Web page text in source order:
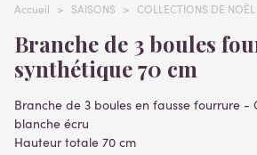
Accueil > SAISONS > COLLECTIONS DE NOËL
Branche de 3 boules fourrure
synthétique 70 cm
Branche de 3 boules en fausse fourrure -
blanche écru
Hauteur totale 70 cm